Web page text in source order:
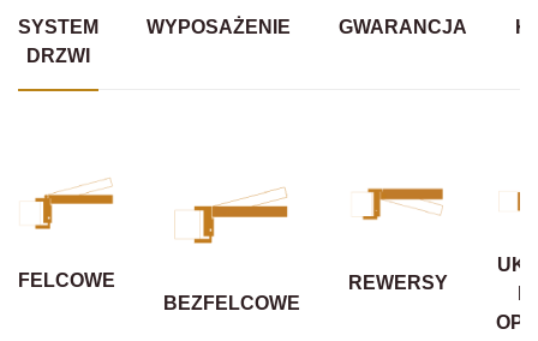
SYSTEM
DRZWI
WYPOSAŻENIE GWARANCJA
FELCOWE
BEZFELCOWE
REWERSY